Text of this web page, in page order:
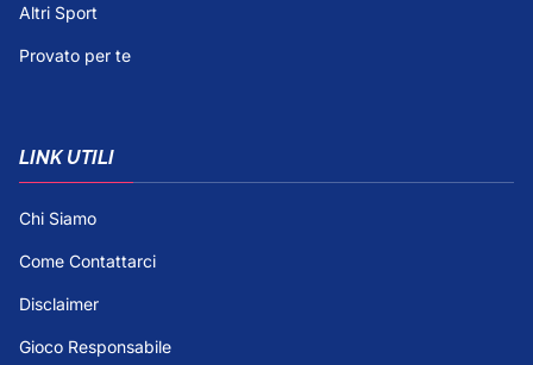
Altri Sport
Provato per te
LINK UTILI
Chi Siamo
Come Contattarci
Disclaimer
Gioco Responsabile